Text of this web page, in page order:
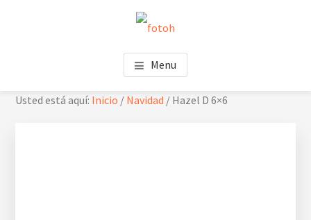
Menu
Usted está aquí: Inicio / Navidad / Hazel D 6×6